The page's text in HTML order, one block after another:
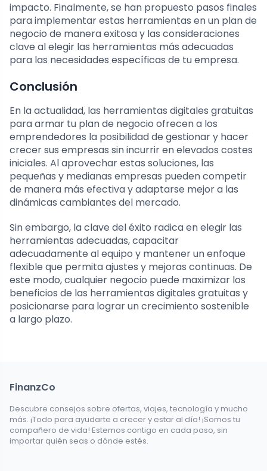
impacto. Finalmente, se han propuesto pasos finales
para implementar estas herramientas en un plan de
negocio de manera exitosa y las consideraciones
clave al elegir las herramientas más adecuadas
para las necesidades específicas de tu empresa.
Conclusión
En la actualidad, las herramientas digitales gratuitas
para armar tu plan de negocio ofrecen a los
emprendedores la posibilidad de gestionar y hacer
crecer sus empresas sin incurrir en elevados costes
iniciales. Al aprovechar estas soluciones, las
pequeñas y medianas empresas pueden competir
de manera más efectiva y adaptarse mejor a las
dinámicas cambiantes del mercado.
Sin embargo, la clave del éxito radica en elegir las
herramientas adecuadas, capacitar
adecuadamente al equipo y mantener un enfoque
flexible que permita ajustes y mejoras continuas. De
este modo, cualquier negocio puede maximizar los
beneficios de las herramientas digitales gratuitas y
posicionarse para lograr un crecimiento sostenible
a largo plazo.
FinanzCo
Descubre consejos sobre ofertas, viajes, tecnología y mucho
más. ¡Todo para ayudarte a crecer y estar al día! ¡Somos tu
compañero de vida! Estemos contigo en cada paso, sin
importar quién seas o dónde estés.